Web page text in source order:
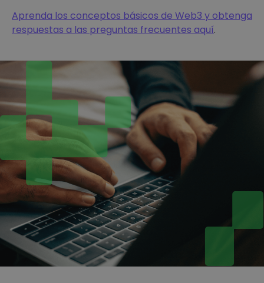
Aprenda los conceptos básicos de Web3 y obtenga
respuestas a las preguntas frecuentes aquí.